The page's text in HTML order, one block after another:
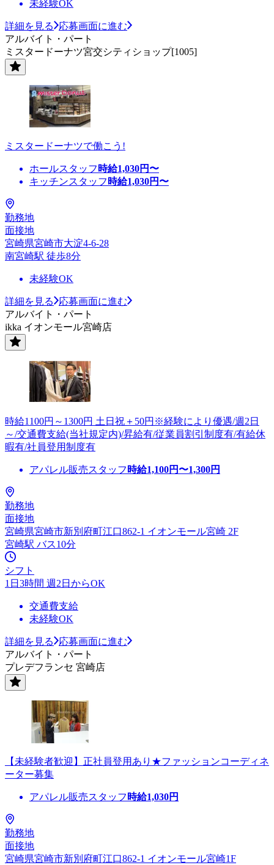
未経験OK
詳細を見る
応募画面に進む
アルバイト・パート
ミスタードーナツ宮交シティショップ[1005]
ミスタードーナツで働こう!
ホールスタッフ 時給1,030円〜
キッチンスタッフ 時給1,030円〜
勤務地
面接地
宮崎県宮崎市大淀4-6-28
南宮崎駅 徒歩8分
未経験OK
詳細を見る
応募画面に進む
アルバイト・パート
ikka イオンモール宮崎店
時給1100円～1300円 土日祝＋50円※経験により優遇/週2日
～/交通費支給(当社規定内)/昇給有/従業員割引制度有/有給休
暇有/社員登用制度有
アパレル販売スタッフ 時給1,100円〜1,300円
勤務地
面接地
宮崎県宮崎市新別府町江口862-1 イオンモール宮崎 2F
宮崎駅 バス10分
シフト
1日3時間 週2日からOK
交通費支給
未経験OK
詳細を見る
応募画面に進む
アルバイト・パート
プレデフランセ 宮崎店
【未経験者歓迎】正社員登用あり★ファッションコーディネ
ーター募集
アパレル販売スタッフ 時給1,030円
勤務地
面接地
宮崎県宮崎市新別府町江口862-1 イオンモール宮崎1F